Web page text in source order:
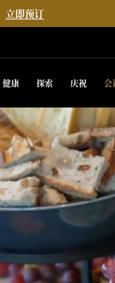
立即预订
健康 探索 庆祝 会